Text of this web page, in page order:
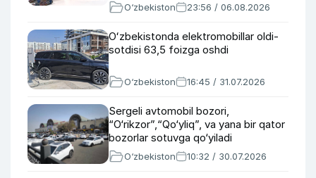
O‘zbekiston 23:56 / 06.08.2026
Oʻzbekistonda elektromobillar oldi-
sotdisi 63,5 foizga oshdi
O‘zbekiston 16:45 / 31.07.2026
Sergeli avtomobil bozori,
“O‘rikzor”,“Qo‘yliq”, va yana bir qator
bozorlar sotuvga qo‘yiladi
O‘zbekiston 10:32 / 30.07.2026